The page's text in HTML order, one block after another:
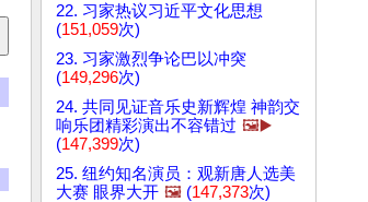
22. 习家热议习近平文化思想
(151,059次)
23. 习家激烈争论巴以冲突
(149,296次)
24. 共同见证音乐史新辉煌 神韵交
响乐团精彩演出不容错过 🖼️▶️
(147,399次)
25. 纽约知名演员：观新唐人选美
大赛 眼界大开 🖼️ (147,373次)